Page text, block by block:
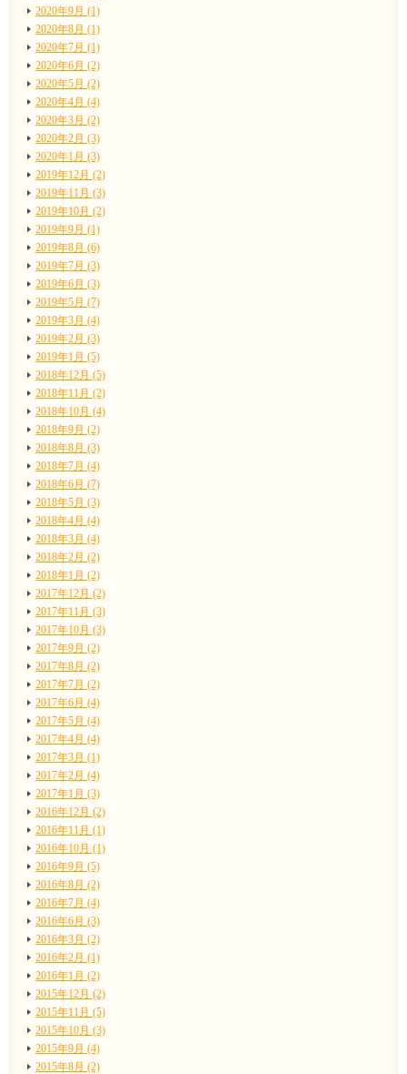
2020年9月 (1)
2020年8月 (1)
2020年7月 (1)
2020年6月 (2)
2020年5月 (2)
2020年4月 (4)
2020年3月 (2)
2020年2月 (3)
2020年1月 (3)
2019年12月 (2)
2019年11月 (3)
2019年10月 (2)
2019年9月 (1)
2019年8月 (6)
2019年7月 (3)
2019年6月 (3)
2019年5月 (7)
2019年3月 (4)
2019年2月 (3)
2019年1月 (5)
2018年12月 (5)
2018年11月 (2)
2018年10月 (4)
2018年9月 (2)
2018年8月 (3)
2018年7月 (4)
2018年6月 (7)
2018年5月 (3)
2018年4月 (4)
2018年3月 (4)
2018年2月 (2)
2018年1月 (2)
2017年12月 (2)
2017年11月 (3)
2017年10月 (3)
2017年9月 (2)
2017年8月 (2)
2017年7月 (2)
2017年6月 (4)
2017年5月 (4)
2017年4月 (4)
2017年3月 (1)
2017年2月 (4)
2017年1月 (3)
2016年12月 (2)
2016年11月 (1)
2016年10月 (1)
2016年9月 (5)
2016年8月 (2)
2016年7月 (4)
2016年6月 (3)
2016年3月 (2)
2016年2月 (1)
2016年1月 (2)
2015年12月 (2)
2015年11月 (5)
2015年10月 (3)
2015年9月 (4)
2015年8月 (2)